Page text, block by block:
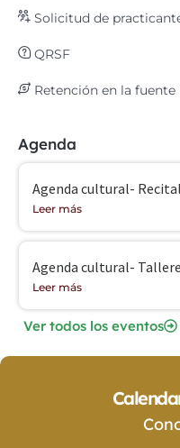
Solicitud de
QRSF
Retención en la fuente
Agenda
Agenda cultural-
Leer más
Agenda cultural-
Leer más
Ver todos los eventos